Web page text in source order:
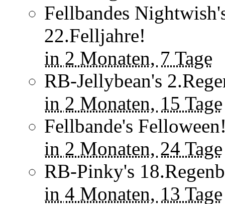
Fellbandes
22.Felljahre!
in 2 Monaten, 7 Tage
RB-Jellybean's
in 2 Monaten, 15 Tage
Fellbande's
in 2 Monaten, 24 Tage
RB-Pinky's
in 4 Monaten, 13 Tage